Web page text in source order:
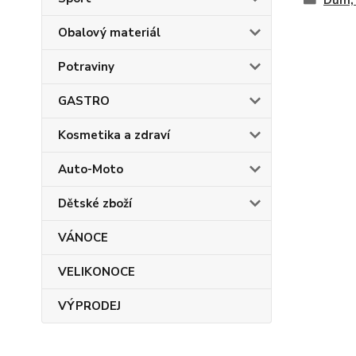
Obalový materiál
Potraviny
GASTRO
Kosmetika a zdraví
Auto-Moto
Dětské zboží
VÁNOCE
VELIKONOCE
VÝPRODEJ